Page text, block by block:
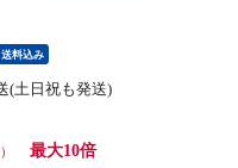
送料込み
(土日祝も発送)
最大10倍